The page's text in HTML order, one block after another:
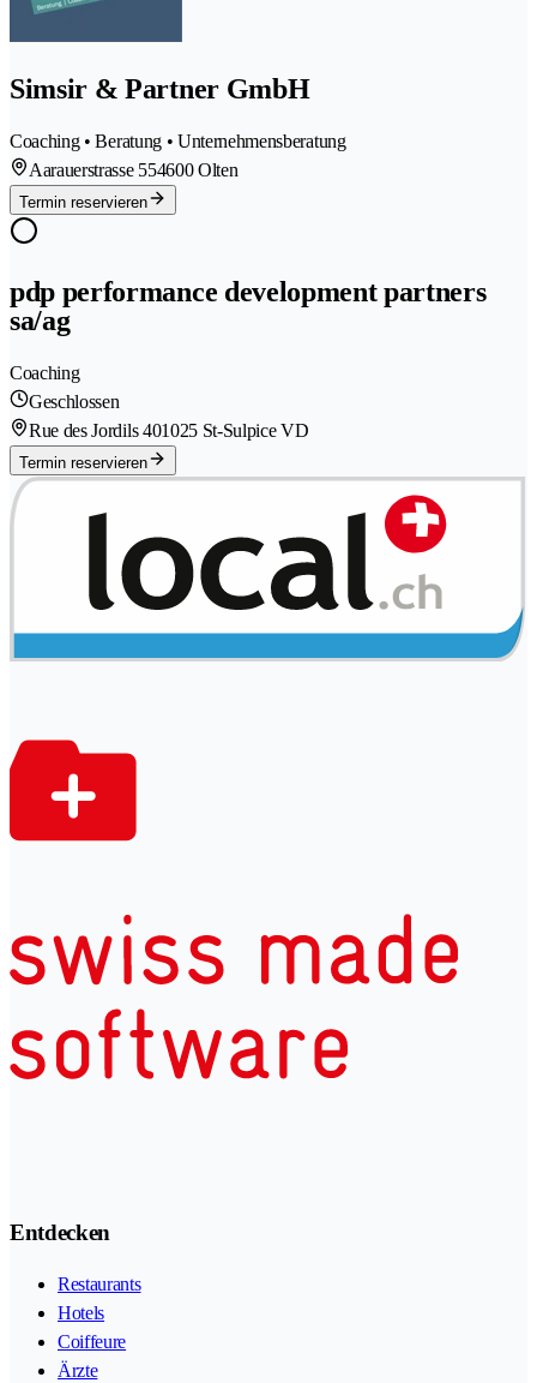
Simsir & Partner GmbH
Coaching • Beratung • Unternehmensberatung
Aarauerstrasse 554600 Olten
Termin reservieren
pdp performance development partners
sa/ag
Coaching
Geschlossen
Rue des Jordils 401025 St-Sulpice VD
Termin reservieren
Entdecken
Restaurants
Hotels
Coiffeure
Ärzte